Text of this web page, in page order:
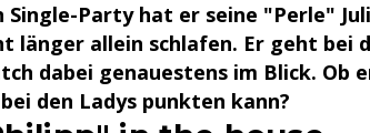
Party hat er seine "Perle"
länger allein schlafen. Er geht bei
dabei genauestens im Blick. Ob
den Ladys punkten kann?